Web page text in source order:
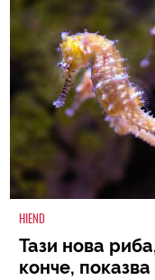
HIEND
Тази нова
конче,